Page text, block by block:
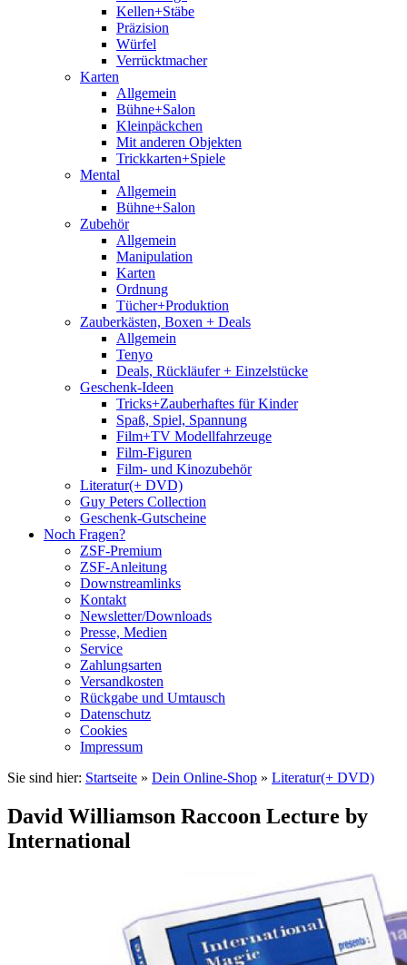
Kellen+Stäbe
Präzision
Würfel
Verrücktmacher
Karten
Allgemein
Bühne+Salon
Kleinpäckchen
Mit anderen Objekten
Trickkarten+Spiele
Mental
Allgemein
Bühne+Salon
Zubehör
Allgemein
Manipulation
Karten
Ordnung
Tücher+Produktion
Zauberkästen, Boxen + Deals
Allgemein
Tenyo
Deals, Rückläufer + Einzelstücke
Geschenk-Ideen
Tricks+Zauberhaftes für Kinder
Spaß, Spiel, Spannung
Film+TV Modellfahrzeuge
Film-Figuren
Film- und Kinozubehör
Literatur(+ DVD)
Guy Peters Collection
Geschenk-Gutscheine
Noch Fragen?
ZSF-Premium
ZSF-Anleitung
Downstreamlinks
Kontakt
Newsletter/Downloads
Presse, Medien
Service
Zahlungsarten
Versandkosten
Rückgabe und Umtausch
Datenschutz
Cookies
Impressum
Sie sind hier: Startseite » Dein Online-Shop » Literatur(+ DVD)
David Williamson Raccoon Lecture by
International